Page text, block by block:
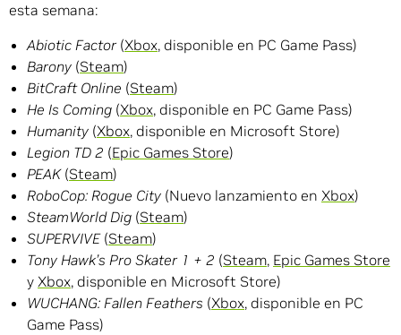
esta semana:
Abiotic Factor (Xbox, disponible en PC Game Pass)
Barony (Steam)
BitCraft Online (Steam)
He Is Coming (Xbox, disponible en PC Game Pass)
Humanity (Xbox, disponible en Microsoft Store)
Legion TD 2 (Epic Games Store)
PEAK (Steam)
RoboCop: Rogue City (Nuevo lanzamiento en Xbox)
SteamWorld Dig (Steam)
SUPERVIVE (Steam)
Tony Hawk’s Pro Skater 1 + 2 (Steam, Epic Games Store
y Xbox, disponible en Microsoft Store)
WUCHANG: Fallen Feathers (Xbox, disponible en PC
Game Pass)